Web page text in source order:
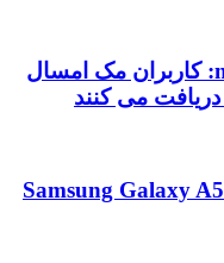
نقد و بررسی macOS Sierra: کاربران مک امسال
می کنند
تجربه عملی : نقد و بررسی Samsung Galaxy A5